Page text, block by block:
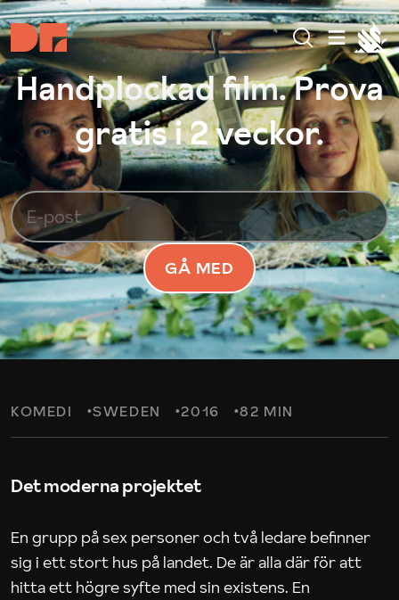
Handplockad film. Prova
gratis i 2 veckor.
GÅ MED
KOMEDI SWEDEN 2016 82 MIN
Det moderna projektet
En grupp på sex personer och två ledare befinner
sig i ett stort hus på landet. De är alla där för att
hitta ett högre syfte med sin existens. En